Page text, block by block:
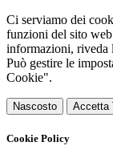
Ci serviamo dei
funzioni del sito
informazioni, riveda
Può gestire le
Cookie".
Nascosto Accetta
Cookie Policy